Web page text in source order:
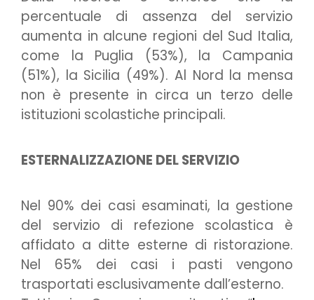
percentuale di assenza del servizio
aumenta in alcune regioni del Sud Italia,
come la Puglia (53%), la Campania
(51%), la Sicilia (49%). Al Nord la mensa
non è presente in circa un terzo delle
istituzioni scolastiche principali.
ESTERNALIZZAZIONE DEL SERVIZIO
Nel 90% dei casi esaminati, la gestione
del servizio di refezione scolastica è
affidato a ditte esterne di ristorazione.
Nel 65% dei casi i pasti vengono
trasportati esclusivamente dall’esterno.